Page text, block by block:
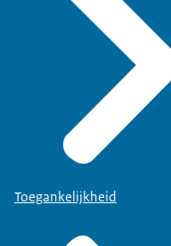
Toegankelijkheid